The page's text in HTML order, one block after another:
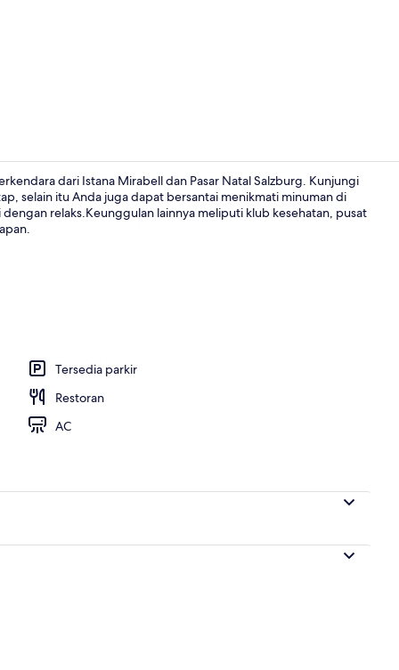
dari Istana Mirabell dan Pasar Natal Salzburg. Kunjungi
selain itu Anda juga dapat bersantai menikmati minuman di
relaks.Keunggulan lainnya meliputi klub kesehatan, pusat
Tersedia parkir
Restoran
AC